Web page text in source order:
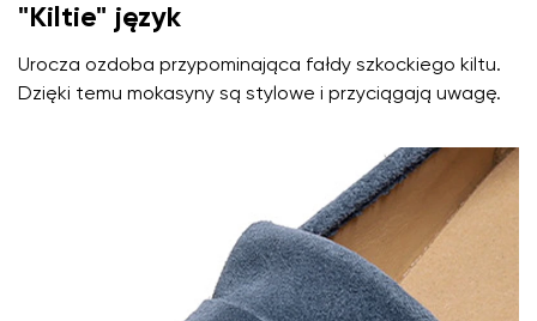
"Kiltie" język
Urocza ozdoba przypominająca fałdy szkockiego kiltu.
Dzięki temu mokasyny są stylowe i przyciągają uwagę.
Wariant